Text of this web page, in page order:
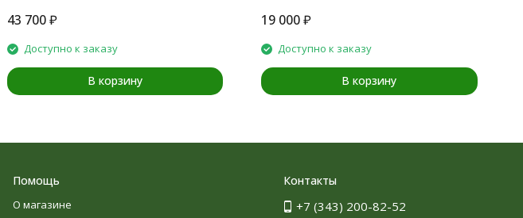
43 700₽
Доступно к заказу
В корзину
19 000₽
Доступно к заказу
В корзину
Помощь
О магазине
Контакты
+7 (343) 200-82-52